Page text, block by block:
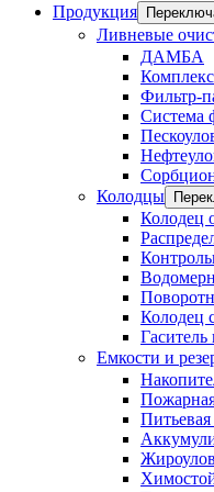
Продукция
Ливневые
ДАМБА
Фильтр-
Система
Колодцы
Колодец
Колодец
Гаситель
Емкости и
Питьевая